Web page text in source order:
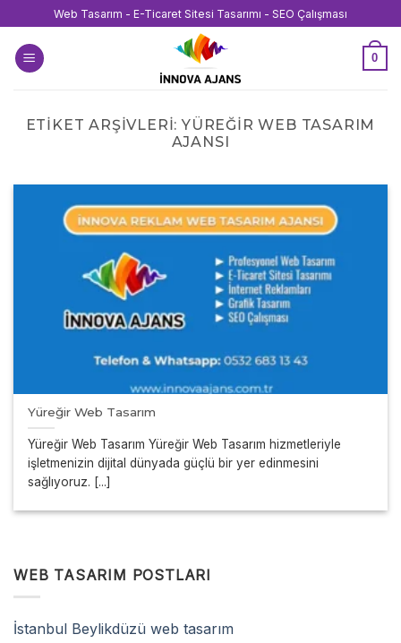
atla
Web Tasarım - E-Ticaret Sitesi Tasarımı - SEO Çalışması
0
ETIKET ARŞIVLERI:YÜREĞIR WEB TASARIM
AJANSI
Yüreğir Web Tasarım
Yüreğir Web Tasarım Yüreğir Web Tasarım hizmetleriyle
işletmenizin dijital dünyada güçlü bir yer edinmesini
sağlıyoruz. [...]
WEB TASARIM POSTLARI
İstanbul Beylikdüzü web tasarım